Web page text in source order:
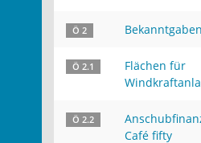
Ö 2
Ö 2.1
Flächen für
Ö 2.2
Café fifty